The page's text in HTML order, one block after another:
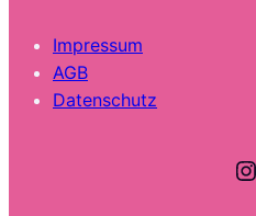
Impressum
AGB
Datenschutz
Instagram